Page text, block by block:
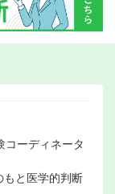
コーディネータ
もと医学的判断